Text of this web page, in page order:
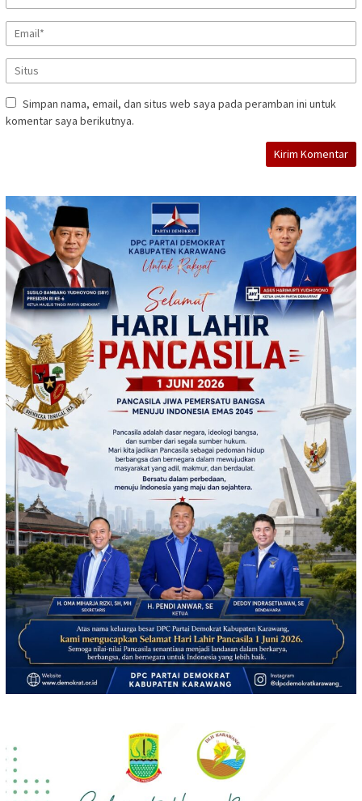
Simpan nama, email, dan situs web saya pada peramban ini untuk
komentar saya berikutnya.